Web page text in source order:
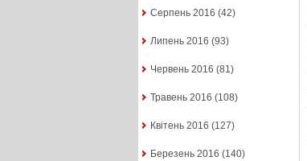
Серпень 2016 (42)
Липень 2016 (93)
Червень 2016 (81)
Травень 2016 (108)
Квітень 2016 (127)
Березень 2016 (140)